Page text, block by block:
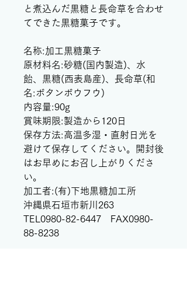
と煮込んだ黒糖と長命草を合わせ
てできた黒糖菓子です。
名称:加工黒糖菓子
原材料名:砂糖(国内製造)、水
飴、黒糖(西表島産)、長命草(和
名:ボタンボウフウ)
内容量:90g
賞味期限:製造から120日
保存方法:高温多湿・直射日光を
避けて保存してください。開封後
はお早めにお召し上がりくださ
い。
加工者:(有)下地黒糖加工所
沖縄県石垣市新川263
TEL0980-82-6447 FAX0980-
88-8238